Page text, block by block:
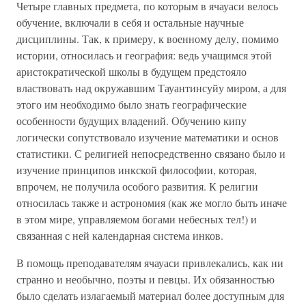
Четыре главных предмета, по которым в ячауаси велось
обучение, включали в себя и остальные научные
дисциплины. Так, к примеру, к военному делу, помимо
истории, относилась и география: ведь учащимся этой
аристократической школы в будущем предстояло
властвовать над окружавшим Тауантинсуйу миром, а для
этого им необходимо было знать географические
особенности будущих владений. Обучению кипу
логически сопутствовало изучение математики и основ
статистики. С религией непосредственно связано было и
изучение принципов инкской философии, которая,
впрочем, не получила особого развития. К религии
относилась также и астрономия (как же могло быть иначе
в этом мире, управляемом богами небесных тел!) и
связанная с ней календарная система инков.
В помощь преподавателям ячауаси привлекались, как ни
странно и необычно, поэты и певцы. Их обязанностью
было сделать излагаемый материал более доступным для